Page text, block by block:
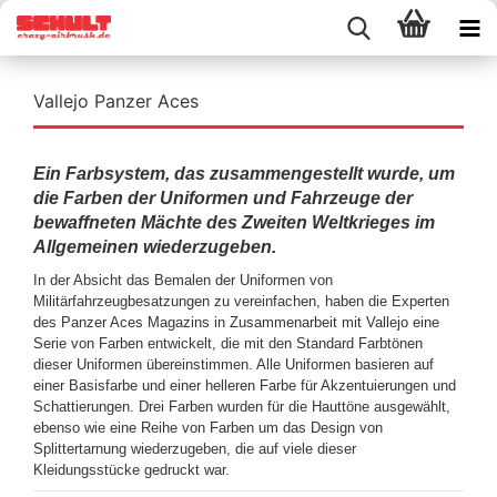
Vallejo Panzer Aces
Ein Farbsystem, das zusammengestellt wurde, um
die Farben der Uniformen und Fahrzeuge der
bewaffneten Mächte des Zweiten Weltkrieges im
Allgemeinen wiederzugeben.
In der Absicht das Bemalen der Uniformen von
Militärfahrzeugbesatzungen zu vereinfachen, haben die Experten
des Panzer Aces Magazins in Zusammenarbeit mit Vallejo eine
Serie von Farben entwickelt, die mit den Standard Farbtönen
dieser Uniformen übereinstimmen. Alle Uniformen basieren auf
einer Basisfarbe und einer helleren Farbe für Akzentuierungen und
Schattierungen. Drei Farben wurden für die Hauttöne ausgewählt,
ebenso wie eine Reihe von Farben um das Design von
Splittertarnung wiederzugeben, die auf viele dieser
Kleidungsstücke gedruckt war.